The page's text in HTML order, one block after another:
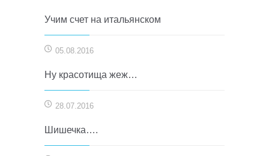
Учим счет на итальянском
05.08.2016
Ну красотища жеж…
28.07.2016
Шишечка….